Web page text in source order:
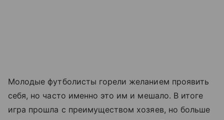
Молодые футболисты горели желанием проявить
себя, но часто именно это им и мешало. В итоге
игра прошла с преимуществом хозяев, но больше